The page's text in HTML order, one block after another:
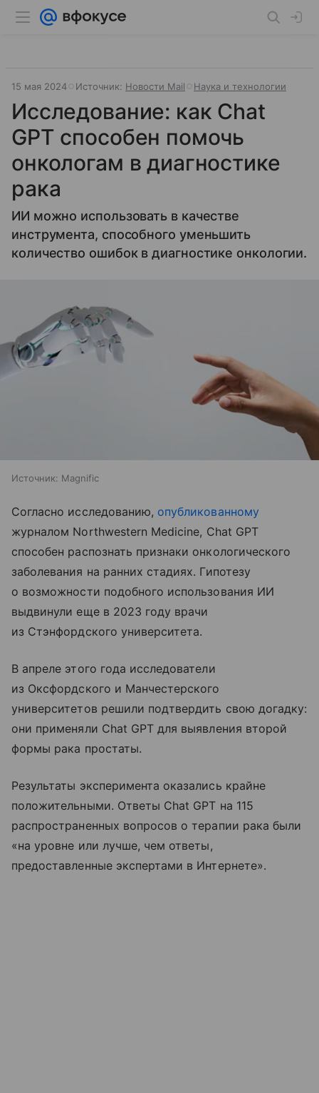
15 мая 2024 Источник: Новости Mail Наука и технологии
Исследование: как Chat
GPT способен помочь
онкологам в диагностике
рака
ИИ можно использовать в качестве
инструмента, способного уменьшить
количество ошибок в диагностике онкологии.
Источник: Magnific
Согласно исследованию, опубликованному
журналом Northwestern Medicine, Chat GPT
способен распознать признаки онкологического
заболевания на ранних стадиях. Гипотезу
о возможности подобного использования ИИ
выдвинули еще в 2023 году врачи
из Стэнфордского университета.
В апреле этого года исследователи
из Оксфордского и Манчестерского
университетов решили подтвердить свою догадку:
они применяли Chat GPT для выявления второй
формы рака простаты.
Результаты эксперимента оказались крайне
положительными. Ответы Chat GPT на 115
распространенных вопросов о терапии рака были
«на уровне или лучше, чем ответы,
предоставленные экспертами в Интернете».